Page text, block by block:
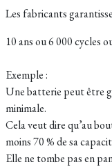
Les fabricants
10 ans ou 6 000 cycles
Exemple :
Une batterie peut être
minimale.
Cela veut dire qu’au
moins 70 % de sa
Elle ne tombe pas en